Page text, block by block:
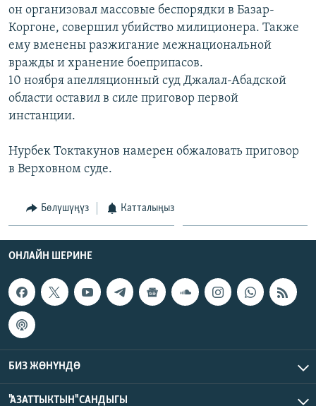
он организовал массовые беспорядки в Базар-
Коргоне, совершил убийство милиционера. Также
ему вменены разжигание межнациональной
вражды и хранение боеприпасов.
10 ноября апелляционный суд Джалал-Абадской
области оставил в силе приговор первой
инстанции.
Нурбек Токтакунов намерен обжаловать приговор
в Верховном суде.
Бөлүшүңүз Катталыңыз
ОНЛАЙН ШЕРИНЕ
БИЗ ЖӨНҮНДӨ
"АЗАТТЫКТЫН" САНДЫГЫ